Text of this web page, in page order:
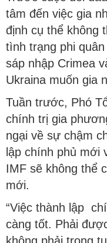
tâm đến việc gia
định cụ thể không
tình trạng phi
sáp nhập Crimea
Ukraina muốn gia
Tuần trước, Phó
chính trị gia
ngại về sự chậm
lập chính phủ mới
IMF sẽ không thể
mới.
“Việc thành lập
càng tốt. Phải